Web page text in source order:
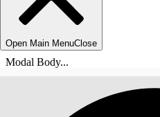
Open Main MenuClose
Modal Body...